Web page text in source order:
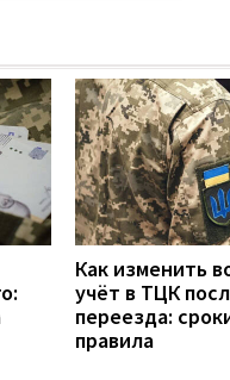
Как изменить
учёт в ТЦК
переезда:
правила